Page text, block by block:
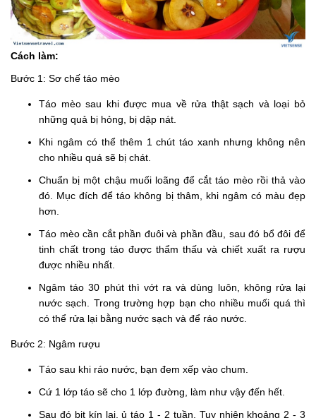
Cách làm:
Bước 1: Sơ chế táo mèo
Táo mèo sau khi được mua về rửa thật sạch và loại bỏ
những quả bị hỏng, bị dập nát.
Khi ngâm có thể thêm 1 chút táo xanh nhưng không nên
cho nhiều quá sẽ bị chát.
Chuẩn bị một chậu muối loãng để cắt táo mèo rồi thả vào
đó. Mục đích để táo không bị thâm, khi ngâm có màu đẹp
hơn.
Táo mèo cần cắt phần đuôi và phần đầu, sau đó bổ đôi để
tinh chất trong táo được thẩm thấu và chiết xuất ra rượu
được nhiều nhất.
Ngâm táo 30 phút thì vớt ra và dùng luôn, không rửa lại
nước sạch. Trong trường hợp bạn cho nhiều muối quá thì
có thể rửa lại bằng nước sạch và để ráo nước.
Bước 2: Ngâm rượu
Táo sau khi ráo nước, bạn đem xếp vào chum.
Cứ 1 lớp táo sẽ cho 1 lớp đường, làm như vậy đến hết.
Sau đó bịt kín lại, ủ táo 1 - 2 tuần. Tuy nhiên khoảng 2 - 3